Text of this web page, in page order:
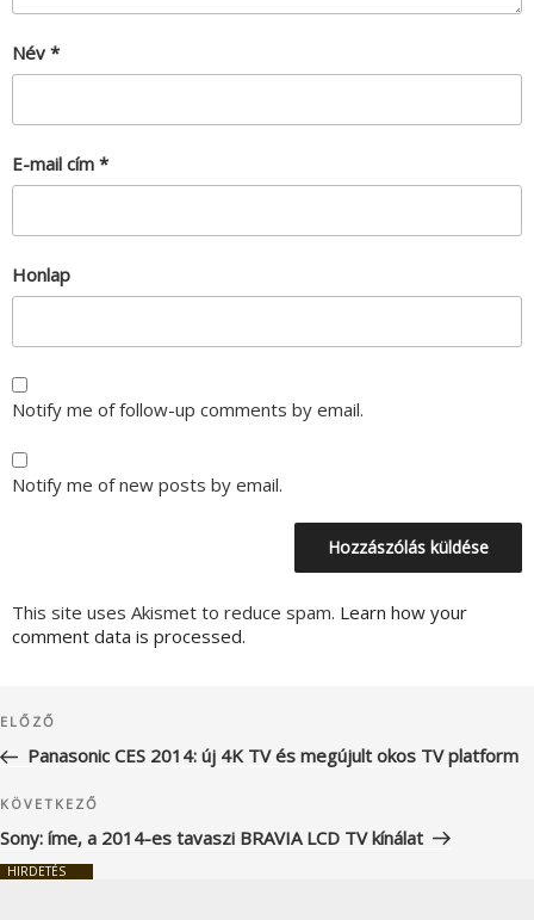
Név *
E-mail cím *
Honlap
Notify me of follow-up comments by email.
Notify me of new posts by email.
This site uses Akismet to reduce spam. Learn how your
comment data is processed.
navigáció
Korábbi
bejegyzés
ELŐZŐ
Panasonic CES 2014: új 4K TV és megújult okos TV platform
Következő
bejegyzés
KÖVETKEZŐ
Sony: íme, a 2014-es tavaszi BRAVIA LCD TV kínálat
HIRDETÉS